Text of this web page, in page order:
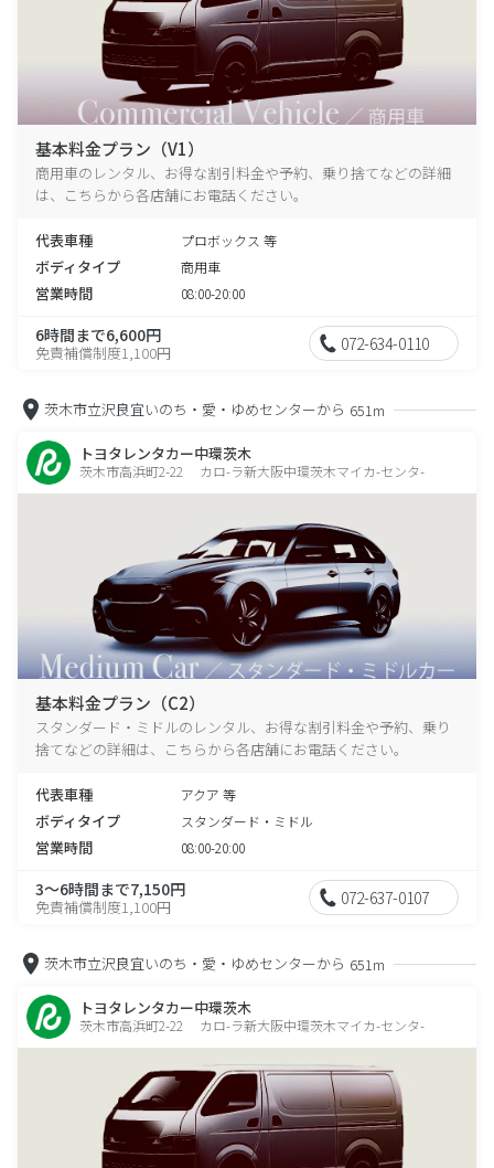
基本料金プラン（V1）
商用車のレンタル、お得な割引料金や予約、乗り捨てなどの詳細
は、こちらから各店舗にお電話ください。
代表車種 プロボックス 等
ボディタイプ 商用車
営業時間 08:00-20:00
6時間まで6,600円
免責補償制度1,100円 072-634-0110
茨木市立沢良宜いのち・愛・ゆめセンターから 651m
トヨタレンタカー中環茨木
茨木市高浜町2-22 カロ-ラ新大阪中環茨木マイカ-センタ-
基本料金プラン（C2）
スタンダード・ミドルのレンタル、お得な割引料金や予約、乗り
捨てなどの詳細は、こちらから各店舗にお電話ください。
代表車種 アクア 等
ボディタイプ スタンダード・ミドル
営業時間 08:00-20:00
3～6時間まで7,150円
免責補償制度1,100円 072-637-0107
茨木市立沢良宜いのち・愛・ゆめセンターから 651m
トヨタレンタカー中環茨木
茨木市高浜町2-22 カロ-ラ新大阪中環茨木マイカ-センタ-